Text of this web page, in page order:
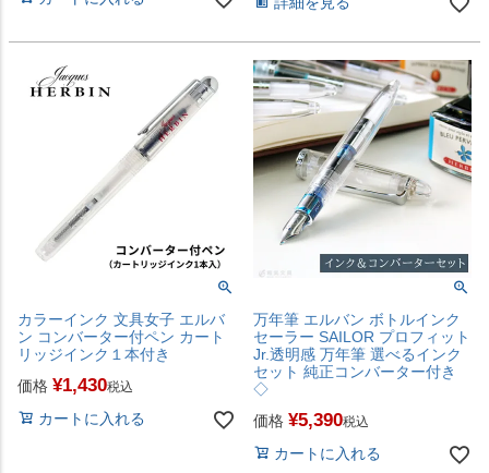
カラーインク 文具女子 エルバ
ン コンバーター付ペン カート
リッジインク１本付き
価格 ¥1,430税込
カートに入れる
万年筆 エルバン ボトルインク
セーラー SAILOR プロフィット
Jr.透明感 万年筆 選べるインク
セット 純正コンバーター付き
◇
価格 ¥5,390税込
カートに入れる